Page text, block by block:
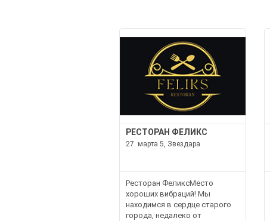
РЕСТОРАН ФЕЛИКС
27. марта 5, Звездара
Ресторан ФеликсМесто
хороших вибраций! Мы
находимся в сердце старого
города, недалеко от